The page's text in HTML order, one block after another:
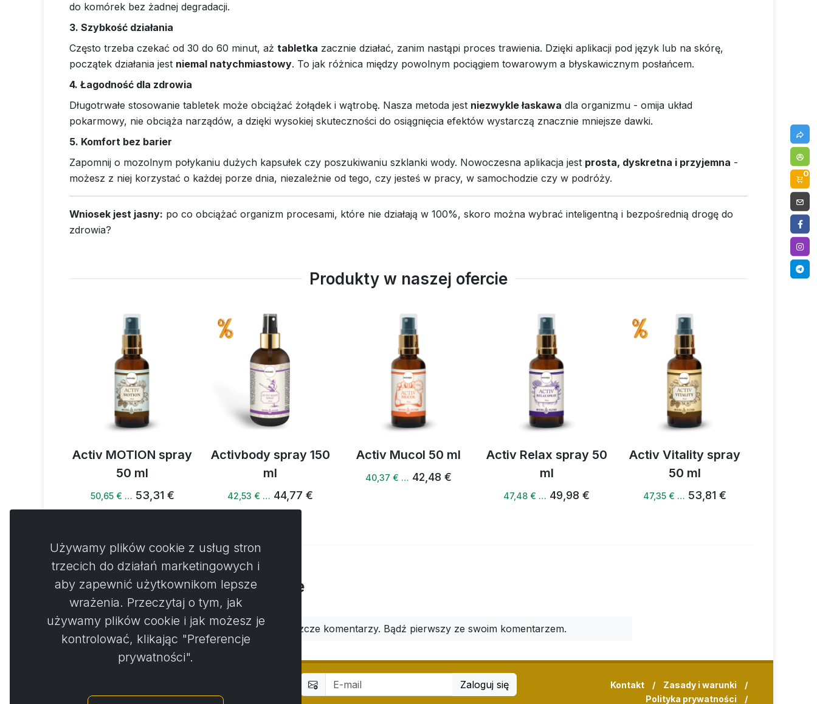
do komórek bez żadnej degradacji.
3. Szybkość działania
Często trzeba czekać od 30 do 60 minut, aż tabletka zacznie działać, zanim nastąpi proces trawienia. Dzięki aplikacji pod język lub na skórę,
początek działania jest niemal natychmiastowy. To jak różnica między powolnym pociągiem towarowym a błyskawicznym posłańcem.
4. Łagodność dla zdrowia
Długotrwałe stosowanie tabletek może obciążać żołądek i wątrobę. Nasza metoda jest niezwykle łaskawa dla organizmu - omija układ
pokarmowy, nie obciąża narządów, a dzięki wysokiej skuteczności do osiągnięcia efektów wystarczą znacznie mniejsze dawki.
5. Komfort bez barier
Zapomnij o mozolnym połykaniu dużych kapsułek czy poszukiwaniu szklanki wody. Nowoczesna aplikacja jest prosta, dyskretna i przyjemna -
możesz z niej korzystać o każdej porze dnia, niezależnie od tego, czy jesteś w pracy, w samochodzie czy w podróży.
Wniosek jest jasny: po co obciążać organizm procesami, które nie działają w 100%, skoro można wybrać inteligentną i bezpośrednią drogę do
zdrowia?
Produkty w naszej ofercie
Activ MOTION spray
50 ml
50,65 € … 53,31 €
Activbody spray 150
ml
42,53 € … 44,77 €
Activ Mucol 50 ml
40,37 € … 42,48 €
Activ Relax spray 50
ml
47,48 € … 49,98 €
Activ Vitality spray
50 ml
47,35 € … 53,81 €
0 Komentarze
Nie ma jeszcze komentarzy. Bądź pierwszy ze swoim komentarzem.
Zaloguj się Kontakt / Zasady i warunki
/
Polityka prywatności
/
0
Używamy plików cookie z usług stron
trzecich do działań marketingowych i
aby zapewnić użytkownikom lepsze
wrażenia. Przeczytaj o tym, jak
używamy plików cookie i jak możesz je
kontrolować, klikając "Preferencje
prywatności".